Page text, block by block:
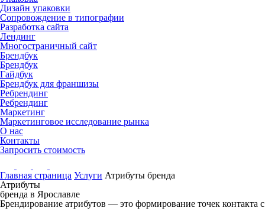
Дизайн упаковки
Сопровождение в типографии
Разработка сайта
Лендинг
Многостраничный сайт
Брендбук
Брендбук
Гайдбук
Брендбук для франшизы
Ребрендинг
Ребрендинг
Маркетинг
Маркетинговое исследование рынка
О нас
Контакты
Запросить стоимость
Главная страница Услуги Атрибуты бренда
Атрибуты
бренда в Ярославле
Брендирование атрибутов — это формирование точек контакта с